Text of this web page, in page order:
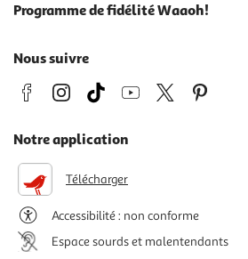
Programme de fidélité Waaoh!
Nous suivre
Notre application
Télécharger
Accessibilité : non conforme
Espace sourds et malentendants